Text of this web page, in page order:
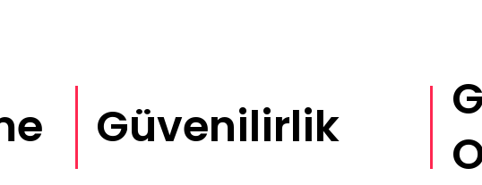
Güvenilirlik